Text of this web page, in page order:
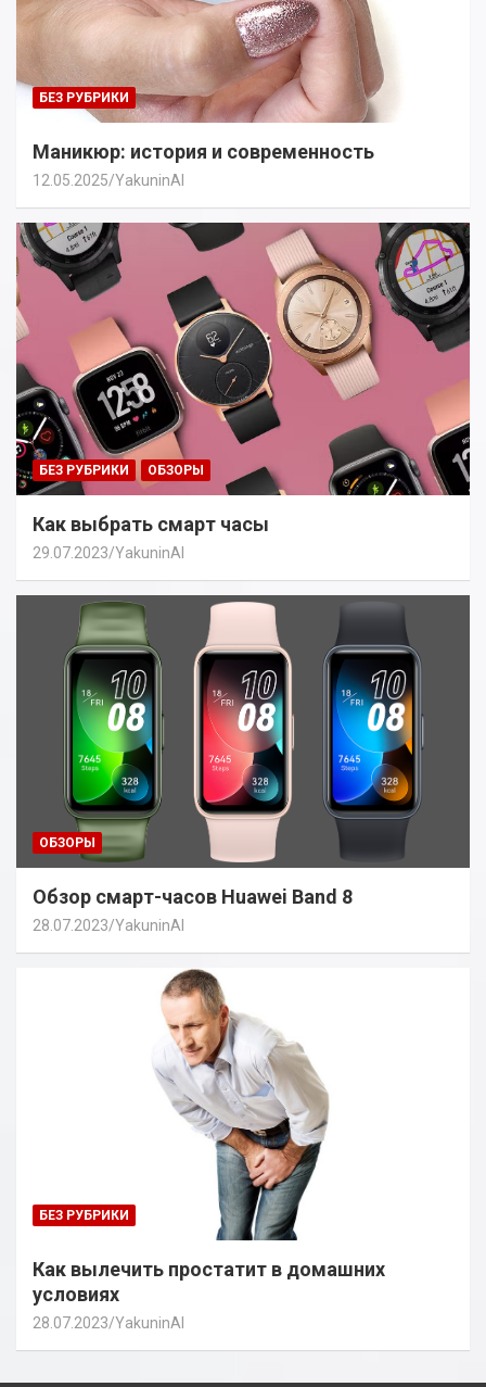
БЕЗ РУБРИКИ
Маникюр: история и современность
12.05.2025 YakuninAI
БЕЗ РУБРИКИ ОБЗОРЫ
Как выбрать смарт часы
29.07.2023 YakuninAI
ОБЗОРЫ
Обзор смарт-часов Huawei Band 8
28.07.2023 YakuninAI
БЕЗ РУБРИКИ
Как вылечить простатит в домашних
условиях
28.07.2023 YakuninAI